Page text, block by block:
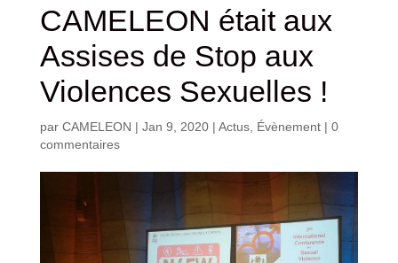
CAMELEON était aux
Assises de Stop aux
Violences Sexuelles !
par CAMELEON | Jan 9, 2020| Actus, Évènement| 0
commentaires